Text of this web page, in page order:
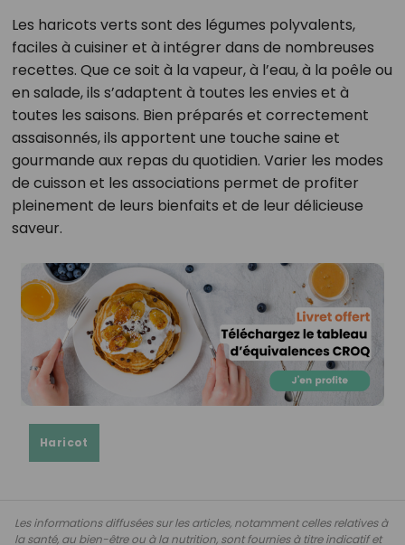
Les haricots verts sont des légumes polyvalents,
faciles à cuisiner et à intégrer dans de nombreuses
recettes. Que ce soit à la vapeur, à l’eau, à la poêle ou
en salade, ils s’adaptent à toutes les envies et à
toutes les saisons. Bien préparés et correctement
assaisonnés, ils apportent une touche saine et
gourmande aux repas du quotidien. Varier les modes
de cuisson et les associations permet de profiter
pleinement de leurs bienfaits et de leur délicieuse
saveur.
Haricot
Les informations diffusées sur les articles, notamment celles relatives à
la santé, au bien-être ou à la nutrition, sont fournies à titre indicatif et